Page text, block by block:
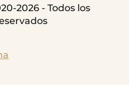
2026 - Todos los